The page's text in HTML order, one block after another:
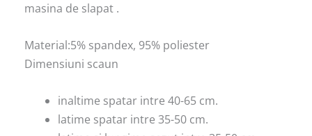
masina de slapat .
Material:5% spandex, 95% poliester
Dimensiuni scaun
inaltime spatar intre 40-65 cm.
latime spatar intre 35-50 cm.